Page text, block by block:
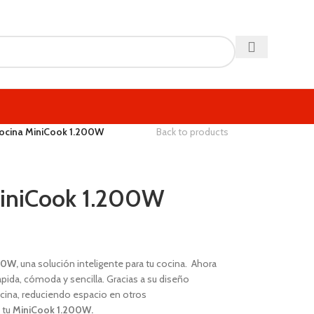
MiniCook 1.200W Back to products
1.200W
una solución inteligente para tu cocina. Ahora
cómoda y sencilla. Gracias a su diseño
reduciendo espacio en otros
MiniCook 1.200W.